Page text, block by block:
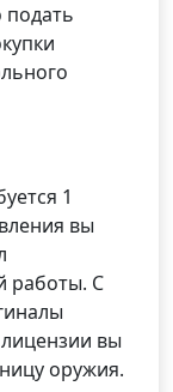
подать
1
вы
работы. С
вы
оружия.